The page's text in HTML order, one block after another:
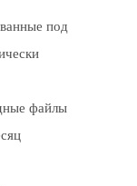
под
файлы